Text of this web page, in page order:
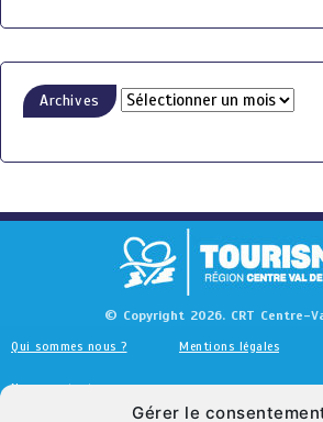
Gérer le
Archives
© Copyright 2026. CRT Centre-
Qui sommes nous ? Mentions légales
Nous contacter